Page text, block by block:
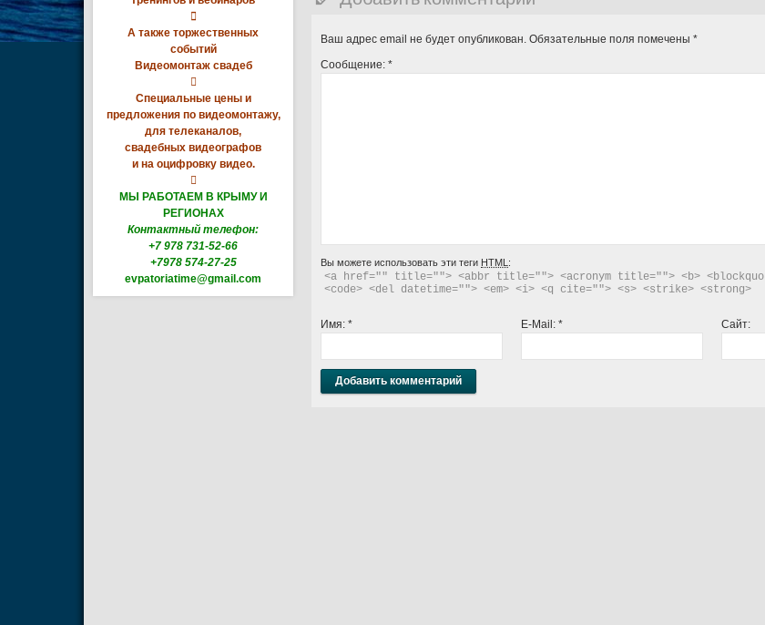

А также торжественных
событий
Видеомонтаж свадеб

Специальные цены и
предложения по видеомонтажу,
для телеканалов,
свадебных видеографов
и на оцифровку видео.

МЫ РАБОТАЕМ В КРЫМУ И
РЕГИОНАХ
Контактный телефон:
+7 978 731-52-66
+7978 574-27-25
evpatoriatime@gmail.com
Ваш адрес email не будет опубликован. Обязательные поля помечены *
Сообщение: *
Вы можете использовать эти теги HTML :
<a href="" title=""> <abbr title=""> <acronym title=""> <b>
<code> <del datetime=""> <em> <i> <q cite=""> <s> <strike> <strong>
Имя: * E-Mail: * Сайт: